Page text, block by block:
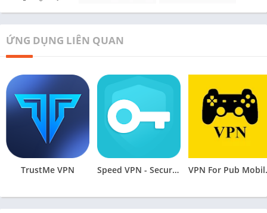
ỨNG DỤNG LIÊN QUAN
TrustMe VPN Speed VPN - Secure VPN Proxy